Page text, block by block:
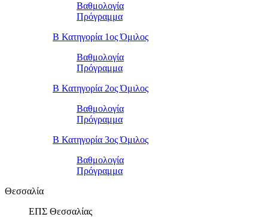
Βαθμολογία
Πρόγραμμα
Β Κατηγορία 1ος Όμιλος
Βαθμολογία
Πρόγραμμα
Β Κατηγορία 2ος Όμιλος
Βαθμολογία
Πρόγραμμα
Β Κατηγορία 3ος Όμιλος
Βαθμολογία
Πρόγραμμα
Θεσσαλία
ΕΠΣ Θεσσαλίας